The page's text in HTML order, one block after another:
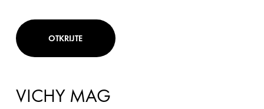
OTKRIJTE
VICHY MAG